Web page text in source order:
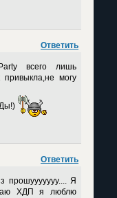
Ответить
всего лишь
могу
Ответить
прошууууууу.... Я
ХДП я люблю